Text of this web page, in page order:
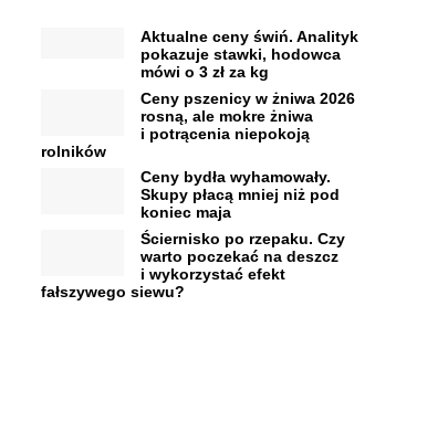
Aktualne ceny świń. Analityk
pokazuje stawki, hodowca
mówi o 3 zł za kg
Ceny pszenicy w żniwa 2026
rosną, ale mokre żniwa
i potrącenia niepokoją
rolników
Ceny bydła wyhamowały.
Skupy płacą mniej niż pod
koniec maja
Ściernisko po rzepaku. Czy
warto poczekać na deszcz
i wykorzystać efekt
fałszywego siewu?